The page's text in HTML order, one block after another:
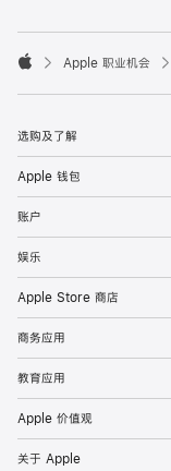

Apple 职业机会
选购及了解
Apple 钱包
账户
娱乐
Apple Store 商店
商务应用
教育应用
Apple 价值观
关于 Apple